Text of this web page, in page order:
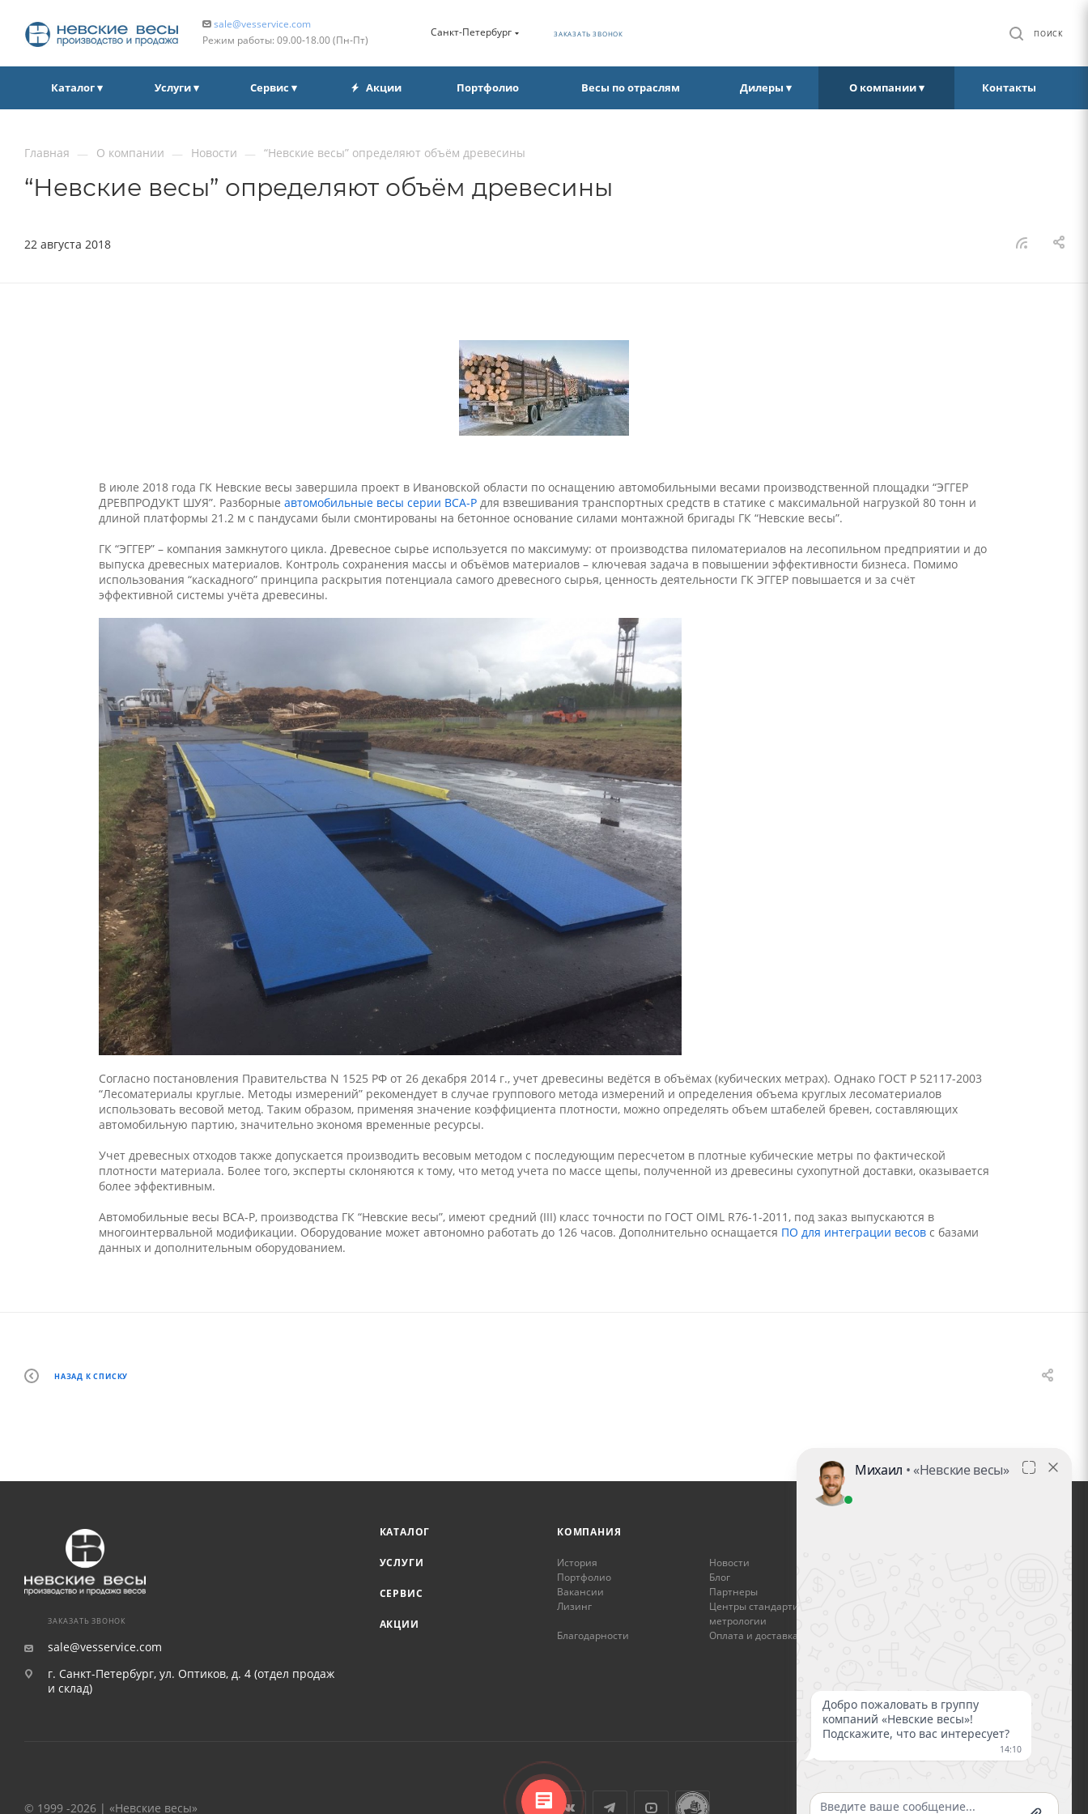
sale@vesservice.com
Режим работы: 09.00‑18.00 (Пн‑Пт)
Санкт-Петербург ЗАКАЗАТЬ ЗВОНОК ПОИСК
Каталог ▾ Услуги ▾ Сервис ▾ Акции Портфолио Весы по отраслям Дилеры ▾ О компании ▾ Контакты
Главная — О компании — Новости — “Невские весы” определяют объём древесины
“Невские весы” определяют объём древесины
22 августа 2018
В июле 2018 года ГК Невские весы завершила проект в Ивановской области по оснащению автомобильными весами производственной площадки “ЭГГЕР
ДРЕВПРОДУКТ ШУЯ”. Разборные автомобильные весы серии ВСА-Р для взвешивания транспортных средств в статике с максимальной нагрузкой 80 тонн и
длиной платформы 21.2 м с пандусами были смонтированы на бетонное основание силами монтажной бригады ГК “Невские весы”.
ГК “ЭГГЕР” – компания замкнутого цикла. Древесное сырье используется по максимуму: от производства пиломатериалов на лесопильном предприятии и до
выпуска древесных материалов. Контроль сохранения массы и объёмов материалов – ключевая задача в повышении эффективности бизнеса. Помимо
использования “каскадного” принципа раскрытия потенциала самого древесного сырья, ценность деятельности ГК ЭГГЕР повышается и за счёт
эффективной системы учёта древесины.
Согласно постановления Правительства N 1525 РФ от 26 декабря 2014 г., учет древесины ведётся в объёмах (кубических метрах). Однако ГОСТ Р 52117-2003
“Лесоматериалы круглые. Методы измерений” рекомендует в случае группового метода измерений и определения объема круглых лесоматериалов
использовать весовой метод. Таким образом, применяя значение коэффициента плотности, можно определять объем штабелей бревен, составляющих
автомобильную партию, значительно экономя временные ресурсы.
Учет древесных отходов также допускается производить весовым методом с последующим пересчетом в плотные кубические метры по фактической
плотности материала. Более того, эксперты склоняются к тому, что метод учета по массе щепы, полученной из древесины сухопутной доставки, оказывается
более эффективным.
Автомобильные весы ВСА-Р, производства ГК “Невские весы”, имеют средний (III) класс точности по ГОСТ OIML R76-1-2011, под заказ выпускаются в
многоинтервальной модификации. Оборудование может автономно работать до 126 часов. Дополнительно оснащается ПО для интеграции весов с базами
данных и дополнительным оборудованием.
НАЗАД К СПИСКУ
ЗАКАЗАТЬ ЗВОНОК
sale@vesservice.com
г. Санкт-Петербург, ул. Оптиков, д. 4 (отдел продаж
и склад)
КАТАЛОГ
УСЛУГИ
СЕРВИС
АКЦИИ
КОМПАНИЯ
История
Новости
Портфолио
Блог
Вакансии
Партнеры
Лизинг
Центры стандартизации и
метрологии
Благодарности
Оплата и доставка
© 1999 -2026 | «Невские весы»